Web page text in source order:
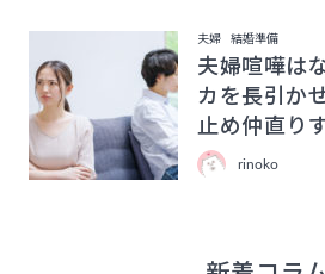
夫婦 結婚準備
夫婦喧嘩は
カを長引か
止め仲直り
rinoko